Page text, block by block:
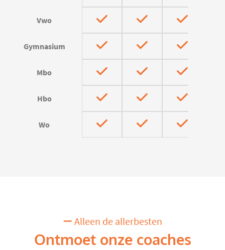
Vwo
Gymnasium
Mbo
Hbo
Wo
Alleen de allerbesten
Ontmoet onze coaches